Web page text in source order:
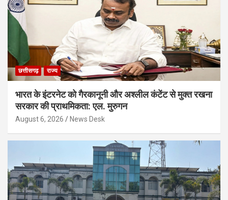
छत्तीसगढ़ राज्य
भारत के इंटरनेट को गैरकानूनी और अश्लील कंटेंट से मुक्त रखना
सरकार की प्राथमिकता: एल. मुरुगन
August 6, 2026 News Desk